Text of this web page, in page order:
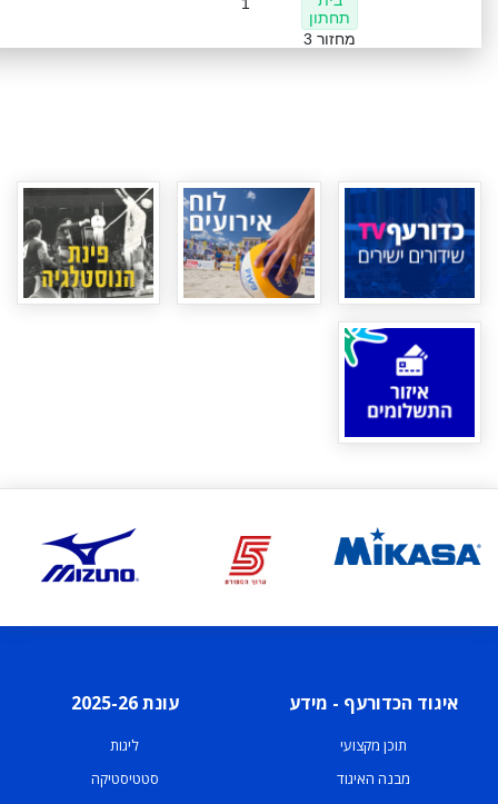
תחתון
מחזור 3
איגוד הכדורעף - מידע
תוכן מקצועי
מבנה האיגוד
עונת 2025-26
ליגות
סטטיסטיקה